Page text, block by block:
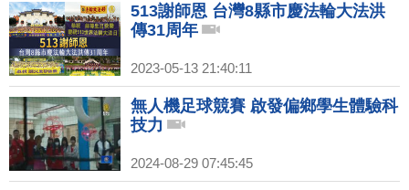
513謝師恩 台灣8縣市慶法輪大法洪
傳31周年
2023-05-13 21:40:11
無人機足球競賽 啟發偏鄉學生體驗科
技力
2024-08-29 07:45:45